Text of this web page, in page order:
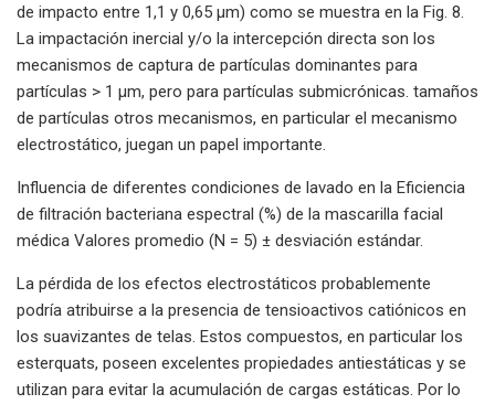
de impacto entre 1,1 y 0,65 μm) como se muestra en la Fig. 8.
La impactación inercial y/o la intercepción directa son los
mecanismos de captura de partículas dominantes para
partículas > 1 μm, pero para partículas submicrónicas. tamaños
de partículas otros mecanismos, en particular el mecanismo
electrostático, juegan un papel importante.
Influencia de diferentes condiciones de lavado en la Eficiencia
de filtración bacteriana espectral (%) de la mascarilla facial
médica Valores promedio (N = 5) ± desviación estándar.
La pérdida de los efectos electrostáticos probablemente
podría atribuirse a la presencia de tensioactivos catiónicos en
los suavizantes de telas. Estos compuestos, en particular los
esterquats, poseen excelentes propiedades antiestáticas y se
utilizan para evitar la acumulación de cargas estáticas. Por lo